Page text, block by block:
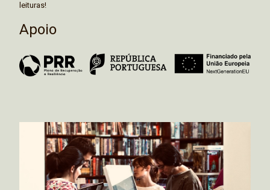
leituras!
Apoio